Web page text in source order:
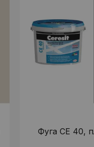
Фуга CE 40,